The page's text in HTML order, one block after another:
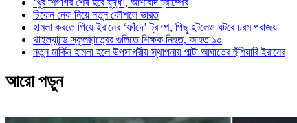
‘খুব শিগগির শেষ হবে যুদ্ধ’, আশাবাদ ট্রাম্পের
চিকেন নেক নিয়ে নতুন কৌশলে ভারত
হামলা করতে গিয়ে ইরানের ‘ফাঁদে’ ট্রাম্প, পিছু হটলেও ঘটবে চরম পরাজয়
থাইল্যান্ডে স্কুলছাত্রের গুলিতে শিক্ষক নিহত, আহত ১০
নতুন মার্কিন হামলা হলে উপসাগরীয় স্থাপনায় পাল্টা আঘাতের হুঁশিয়ারি ইরানের
আরো পড়ুন